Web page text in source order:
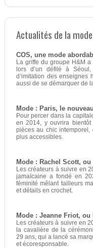
Actualités de la
COS, une mode
La griffe du groupe H&M
lors d’un défilé à
d’imitation des enseignes
aussi de se démarquer de
Mode : Paris, le
Pour percer dans la
en 2014, y ouvrira
pièces au chic
plus accessibles.
Mode : Rachel Scott,
Les créateurs à suivre en
jamaïcaine a fondé en
féminité mêlant tailleurs
et détails en crochet.
Mode : Jeanne Friot,
Les créateurs à suivre en
la cavalière de la
29 ans, qui a lancé sa
et écoresponsable.